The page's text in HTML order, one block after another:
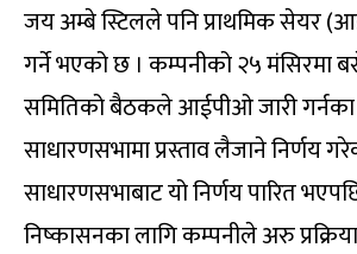
जय अम्बे स्टिलले पनि प्राथमिक सेयर
गर्ने भएको छ । कम्पनीको २५ मंसिरमा
समितिको बैठकले आईपीओ जारी गर्नका
साधारणसभामा प्रस्ताव लैजाने निर्णय
साधारणसभाबाट यो निर्णय पारित
निष्कासनका लागि कम्पनीले अरु